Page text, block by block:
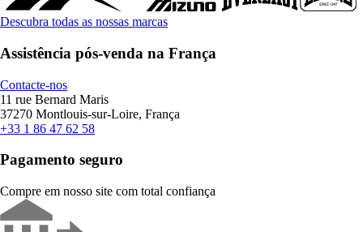
Descubra todas as nossas marcas
Assistência pós-venda na França
Contacte-nos
11 rue Bernard Maris
37270 Montlouis-sur-Loire, França
+33 1 86 47 62 58
Pagamento seguro
Compre em nosso site com total confiança